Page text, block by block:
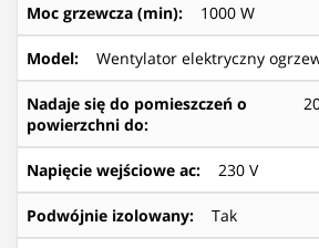
Moc grzewcza (min): 1000 W
Model: Wentylator elektryczny
Nadaje się do pomieszczeń o
powierzchni do:
Napięcie wejściowe ac: 230 V
Podwójnie izolowany: Tak